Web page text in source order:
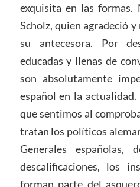
exquisita en las formas.
Scholz, quien agradeció
su antecesora. Por
educadas y llenas de
son absolutamente
español en la
que sentimos al
tratan los políticos
Generales
descalificaciones, los
forman parte del